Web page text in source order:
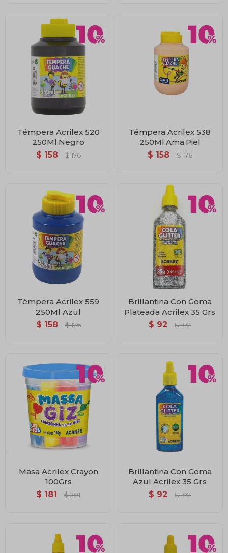
Témpera Acrilex 520
250Ml.Negro
$ 158 $ 176
Témpera Acrilex 538
250Ml.Ama.Piel
$ 158 $ 176
Témpera Acrilex 559
250Ml Azul
$ 158 $ 176
Brillantina Con Goma
Plateada Acrilex 35 Grs
$ 92 $ 102
Masa Acrilex Crayon
100Grs
$ 181 $ 201
Brillantina Con Goma
Azul Acrilex 35 Grs
$ 92 $ 102